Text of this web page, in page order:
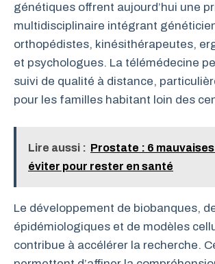
génétiques offrent aujourd’hui une
multidisciplinaire intégrant
orthopédistes, kinésithérapeutes,
et psychologues. La télémédecine
suivi de qualité à distance,
pour les familles habitant loin des
Lire aussi : Prostate : 6
éviter pour rester en santé
Le développement de biobanques,
épidémiologiques et de modèles
contribue à accélérer la recherche.